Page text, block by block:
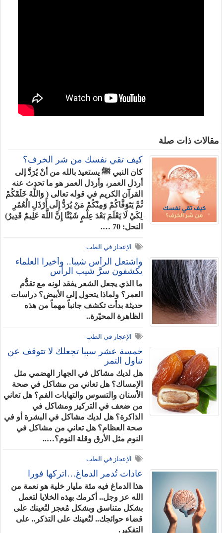
مقالات ذات صلة
كيف تقي نفسك من شر الخرف؟
كان النبي ﷺ يستعيذ بالله من أنْ يُرَدَّ إلى
أرذل العمر، وأرذل العمر هو ما تحدث عنه
القرآن الكريم في قوله تعالى ( وَاللَّهُ خَلَقَكُمْ
ثُمَّ يَتَوَفَّاكُمْ وَمِنْكُمْ مَنْ يُرَدُّ إِلَى أَرْذَلِ الْعُمُرِ
لِكَيْ لَا يَعْلَمَ بَعْدَ عِلْمٍ شَيْئًا إِنَّ اللَّهَ عَلِيمٌ قَدِيرٌ)
النحل: 70 ….
الإعجاز في الطب
واشتعل الرأس شيباً.. وأخيراً العلماء
يكشفون سرَّ شيب الرأس
ما الذي يجعل الشعر يفقد لونه مع تقدُّم
العمر؟ ولماذا يتحول إلى الأبيض؟ دراسات
حديثة بدأت تكشف جانباً مهماً من هذه
الظاهرة المحيّرة..
الإعجاز في الطب
خمسة عشر سبباً تجعلك لا تتوقف عن
تناول التمر
هل لديك مشاكل في الجهاز الهضمي مثل
الإمساك؟ هل تعاني من مشاكل في صحة
الأسنان والتسوس والتهابات الفم؟ هل تعاني
من ضعف في التركيز ومشاكل في
الذاكرة؟ هل لديك مشاكل في البشرة أو في
صحة العظام؟ هل تعاني من مشاكل في
النوم مثل الأرق وقلة النوم؟…..
الإعجاز في الطب
عادات تُدمر الدماغ…اتركها فوراً
هذا الدماغ فيه مئة مليار خلية هو نعمة من
الله عز وجل.. أكرمك بهذه الخلايا لتعمل
بشكل متناسق وبشكل مُعجز لتُعينك على
قضاء حوائجك.. لتُعينك على التذكر.. على
التفكير.